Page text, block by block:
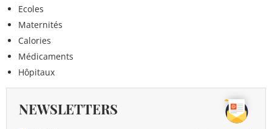
Ecoles
Maternités
Calories
Médicaments
Hôpitaux
NEWSLETTERS